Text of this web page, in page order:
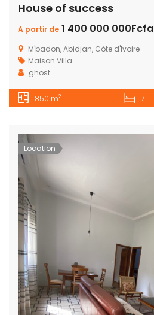
House of success
A partir de 1 400 000 000Fcfa
M'badon, Abidjan, Côte d'Ivoire
Maison Villa
ghost
850 m2 7
Location